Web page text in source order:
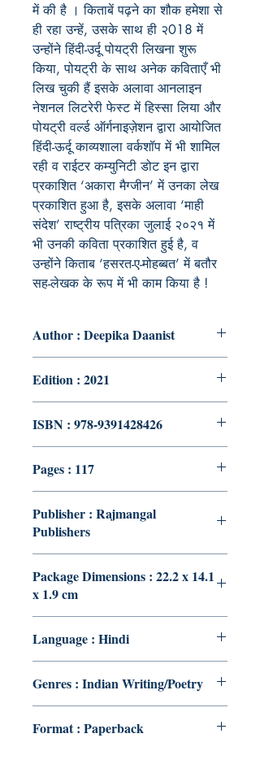
में की है । किताबें पढ़ने का शौक हमेशा से
ही रहा उन्हें, उसके साथ ही २018 में
उन्होंने हिंदी-उर्दू पोयट्री लिखना शुरू
किया, पोयट्री के साथ अनेक कविताएँ भी
लिख चुकी हैं इसके अलावा आनलाइन
नेशनल लिटरेरी फेस्ट में हिस्सा लिया और
पोयट्री वर्ल्ड ऑर्गनाइज़ेशन द्वारा आयोजित
हिंदी-ऊर्दू काव्यशाला वर्कशॉप में भी शामिल
रही व राईटर कम्युनिटी डोट इन द्वारा
प्रकाशित ‘अकारा मैग्जीन’ में उनका लेख
प्रकाशित हुआ है, इसके अलावा ‘माही
संदेश’ राष्ट्रीय पत्रिका जुलाई २०२१ में
भी उनकी कविता प्रकाशित हुई है, व
उन्होंने किताब ‘हसरत-ए-मोहब्बत’ में बतौर
सह-लेखक के रूप में भी काम किया है !
Author : Deepika Daanist
Edition : 2021
ISBN : 978-9391428426
Pages : 117
Publisher : Rajmangal
Publishers
Package Dimensions : 22.2 x 14.1
x 1.9 cm
Language : Hindi
Genres : Indian Writing/Poetry
Format : Paperback